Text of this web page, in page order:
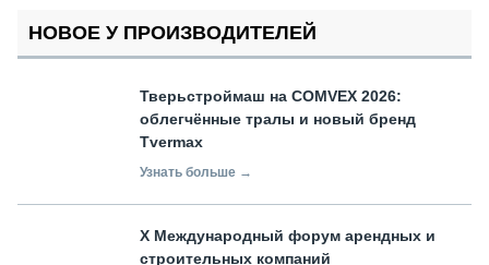
НОВОЕ У ПРОИЗВОДИТЕЛЕЙ
Тверьстроймаш на COMVEX 2026:
облегчённые тралы и новый бренд
Tvermax
Узнать больше →
X Международный форум арендных и
строительных компаний